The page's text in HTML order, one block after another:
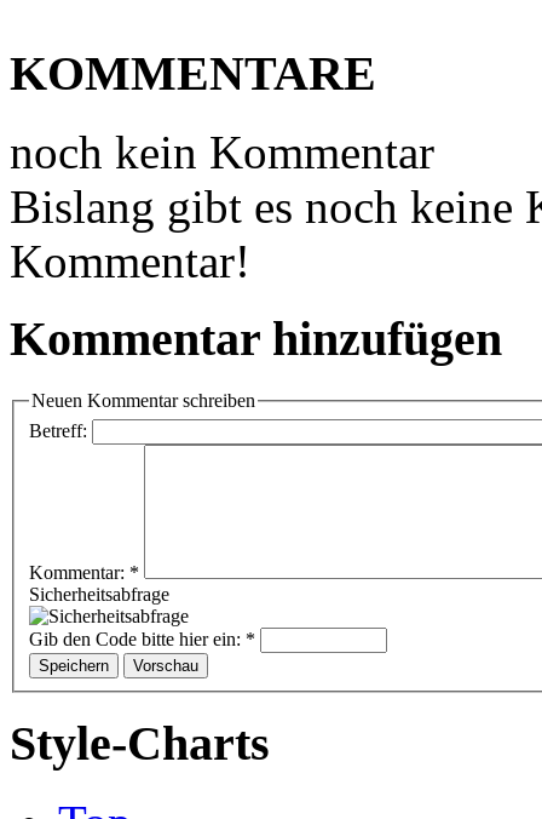
KOMMENTARE
noch kein Kommentar
Bislang gibt es noch keine
Kommentar!
Kommentar hinzufügen
Neuen Kommentar schreiben
Betreff:
Kommentar: *
Sicherheitsabfrage
Gib den Code bitte hier ein: *
Style-Charts